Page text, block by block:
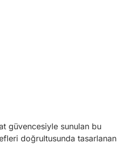
güvencesiyle sunulan bu
doğrultusunda tasarlanan